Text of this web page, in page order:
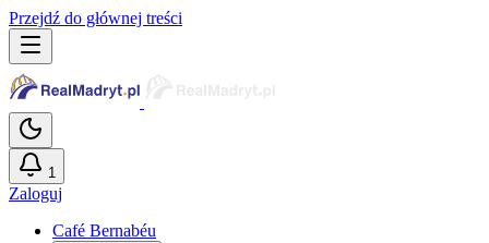
Przejdź do głównej treści
1
Zaloguj
Café Bernabéu